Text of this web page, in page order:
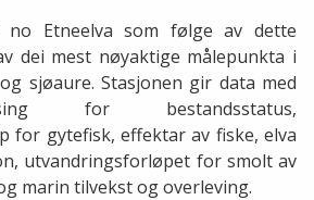
no Etneelva som følge av dette
dei mest nøyaktige målepunkta i
sjøaure. Stasjonen gir data med
for bestandsstatus,
for gytefisk, effektar av fiske, elva
utvandringsforløpet for smolt av
marin tilvekst og overleving.